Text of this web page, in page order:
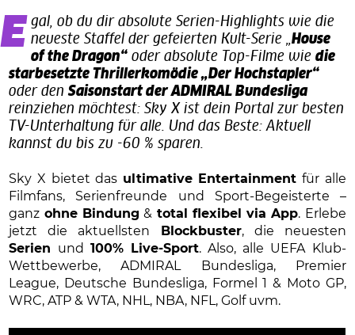
Egal, ob du dir absolute Serien-Highlights wie die neueste Staffel der gefeierten Kult-Serie „House
of the Dragon“ oder absolute Top-Filme wie die
starbesetzte Thrillerkomödie „Der Hochstapler“
oder denSaisonstart der ADMIRAL Bundesliga
reinziehen möchtest: Sky X ist dein Portal zur besten
TV-Unterhaltung für alle. Und das Beste: Aktuell
kannst du bis zu -60 % sparen.
Sky X bietet das ultimative Entertainment für alle
Filmfans, Serienfreunde und Sport-Begeisterte –
ganz ohne Bindung & total flexibel via App. Erlebe
jetzt die aktuellsten
Blockbuster, die neuesten
Serien und 100% Live-Sport. Also, alle UEFA Klub-
Wettbewerbe, ADMIRAL Bundesliga, Premier
League, Deutsche Bundesliga, Formel 1 & Moto GP,
WRC, ATP & WTA, NHL, NBA, NFL, Golf uvm.